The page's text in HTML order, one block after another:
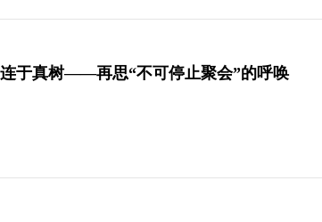
于真树——再思“不可停止聚会”的呼唤